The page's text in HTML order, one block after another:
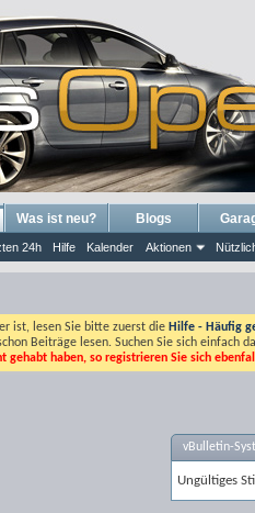
24h Hilfe Kalender Aktionen
Was ist neu? Blogs
ist, lesen Sie bitte zuerst die Hilfe - Häufig
Beiträge lesen. Suchen Sie sich einfach
gehabt haben, so registrieren Sie sich
vBulletin-
Ungültiges